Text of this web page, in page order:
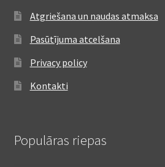
Atgriešana un naudas atmaksa
Pasūtījuma atcelšana
Privacy policy
Kontakti
Populāras riepas